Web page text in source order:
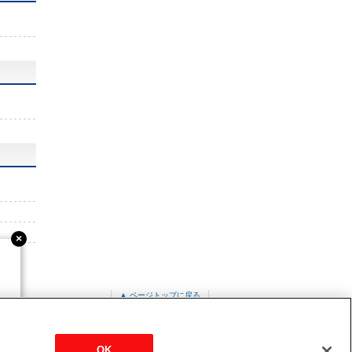
▲ ページトップに戻る
RP40KA20